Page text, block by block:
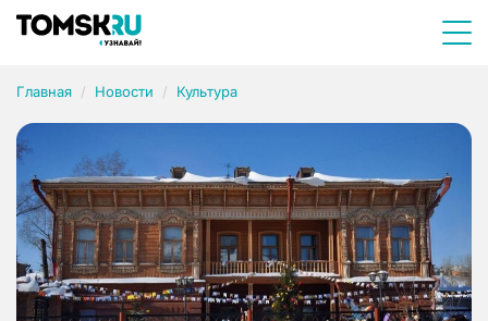
Главная Новости Культура